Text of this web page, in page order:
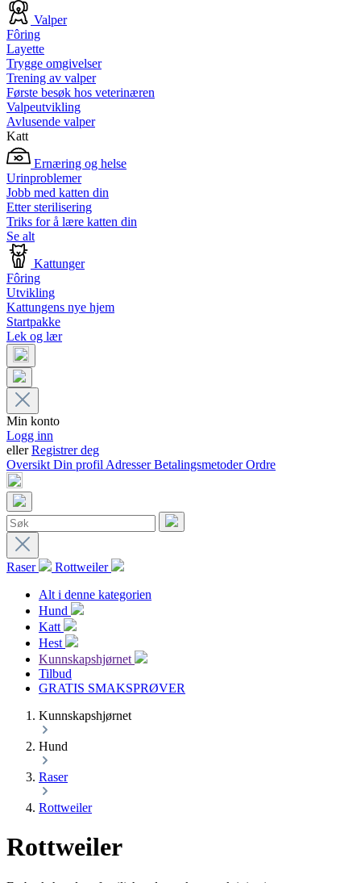
Valper
Fôring
Layette
Trygge omgivelser
Trening av valper
Første besøk hos veterinæren
Valpeutvikling
Avlusende valper
Katt
Ernæring og helse
Urinproblemer
Jobb med katten din
Etter sterilisering
Triks for å lære katten din
Se alt
Kattunger
Fôring
Utvikling
Kattungens nye hjem
Startpakke
Lek og lær
Min konto
Logg inn
ellerRegistrer deg
Oversikt Din profil AdresserBetalingsmetoderOrdre
Raser
Rottweiler
Alt i denne kategorien
Hund
Katt
Hest
Kunnskapshjørnet
Tilbud
GRATIS SMAKSPRØVER
Kunnskapshjørnet
Hund
Raser
Rottweiler
Rottweiler